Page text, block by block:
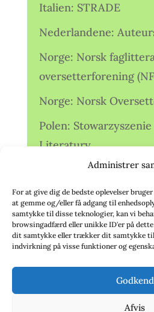
Administrer
For at give dig de bedste oplevelser
at gemme og/eller få adgang til
samtykke til disse teknologier, kan vi
browsingadfærd eller unikke ID'er på
dit samtykke eller trækker dit samtykke
indvirkning på visse funktioner og
Godkend
Afvis
Italien: STRADE
Nederlandene:
Norge: Norsk
oversetterforening
Norge: Norsk
Polen: Stowarzyszenie
Literatury
Storbritannien:
Association (TA)
Sverige:
Sverige:
deutschsprachiger